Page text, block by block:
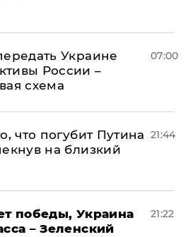
Украине
России –
схема
07:00
что погубит Путина
на близкий
21:44
победы, Украина
– Зеленский
21:22